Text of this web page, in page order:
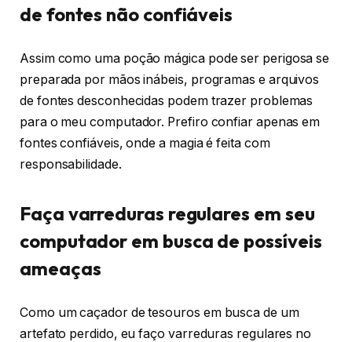
de fontes não confiáveis
Assim como uma poção mágica pode ser perigosa se
preparada por mãos inábeis, programas e arquivos
de fontes desconhecidas podem trazer problemas
para o meu computador. Prefiro confiar apenas em
fontes confiáveis, onde a magia é feita com
responsabilidade.
Faça varreduras regulares em seu
computador em busca de possíveis
ameaças
Como um caçador de tesouros em busca de um
artefato perdido, eu faço varreduras regulares no